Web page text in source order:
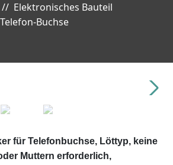
Elektronisches Bauteil
Telefon-Buchse
für Telefonbuchse, Löttyp, keine
Muttern erforderlich,